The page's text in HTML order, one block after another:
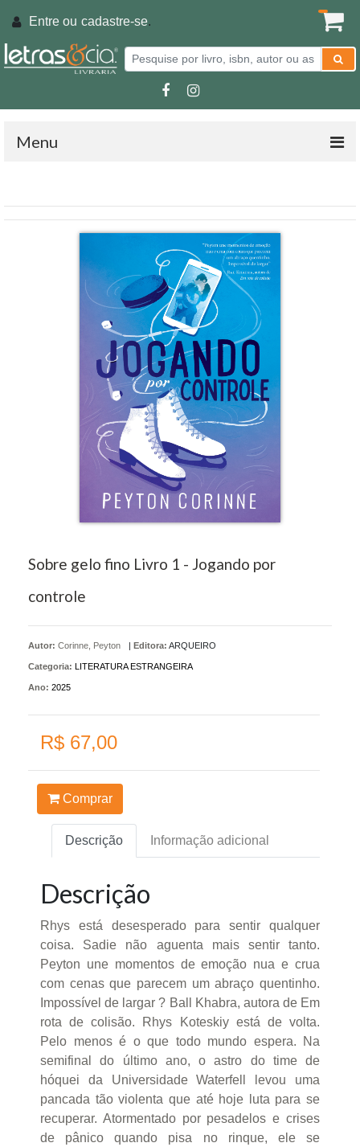
Entre ou cadastre-se.
Menu
Sobre gelo fino Livro 1 - Jogando por
controle
Autor: Corinne, Peyton Editora: ARQUEIRO
Categoria: LITERATURA ESTRANGEIRA
Ano: 2025
R$ 67,00
Comprar
Descrição Informação adicional
Descrição
Rhys está desesperado para sentir qualquer
coisa. Sadie não aguenta mais sentir tanto.
Peyton une momentos de emoção nua e crua
com cenas que parecem um abraço quentinho.
Impossível de largar ? Ball Khabra, autora de Em
rota de colisão. Rhys Koteskiy está de volta.
Pelo menos é o que todo mundo espera. Na
semifinal do último ano, o astro do time de
hóquei da Universidade Waterfell levou uma
pancada tão violenta que até hoje luta para se
recuperar. Atormentado por pesadelos e crises
de pânico quando pisa no rinque, ele se